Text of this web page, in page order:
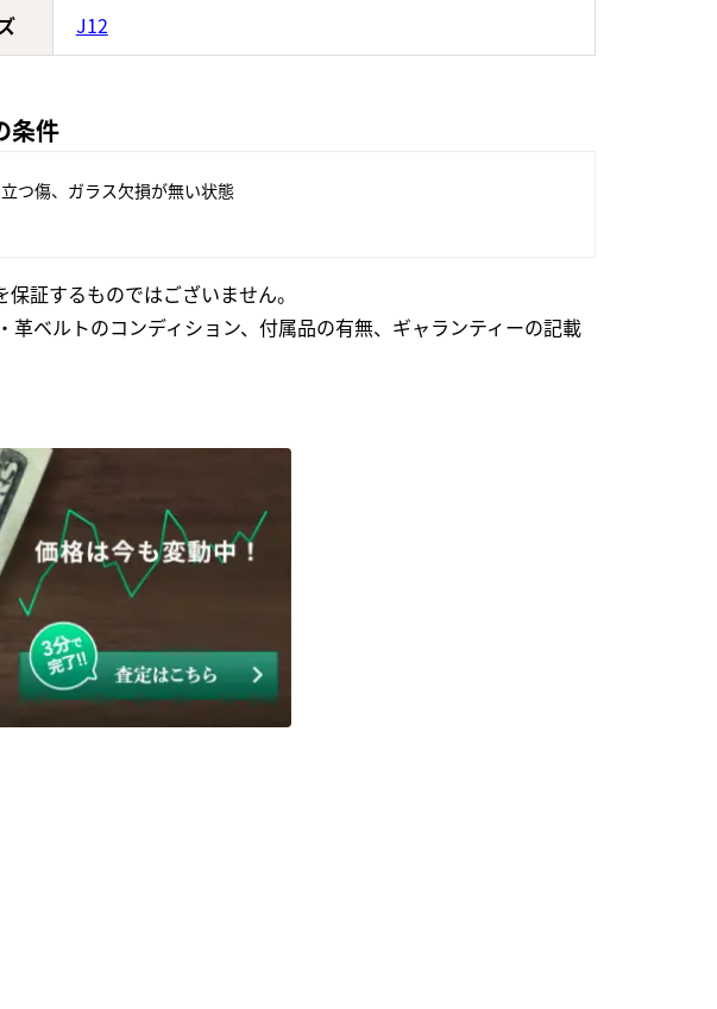
J12
条件
つ傷、ガラス欠損が無い状態
証するものではございません。
ベルトのコンディション、付属品の有無、ギャランティーの記載